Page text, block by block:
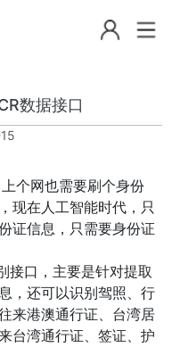
数据接口
个网也需要刷个身份
现在人工智能时代，只
证信息，只需要身份证
口，主要是针对提取
，还可以识别驾照、行
来港澳通行证、台湾居
台湾通行证、签证、护